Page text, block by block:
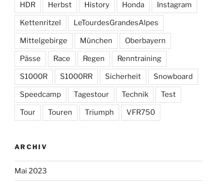
HDR Herbst History Honda Instagram
Kettenritzel LeTourdesGrandesAlpes
Mittelgebirge München Oberbayern
Pässe Race Regen Renntraining
S1000R S1000RR Sicherheit Snowboard
Speedcamp Tagestour Technik Test
Tour Touren Triumph VFR750
ARCHIV
Mai 2023